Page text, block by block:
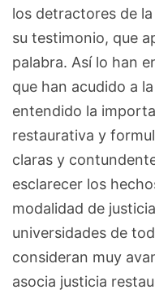
los detractores de
su testimonio, que
palabra. Así lo han
que han acudido a
entendido la
restaurativa y
claras y
esclarecer los
modalidad de
universidades de
consideran muy
asocia justicia